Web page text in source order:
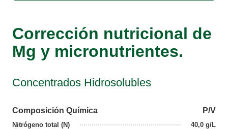
Corrección nutricional de
Mg y micronutrientes.
Concentrados Hidrosolubles
Composición Química P/V
Nitrógeno total (N)
40,0 g/L